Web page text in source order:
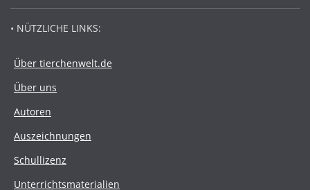
• NÜTZLICHE LINKS:
Über tierchenwelt.de
Über uns
Autoren
Auszeichnungen
Schullizenz
Unterrichtsmaterialien